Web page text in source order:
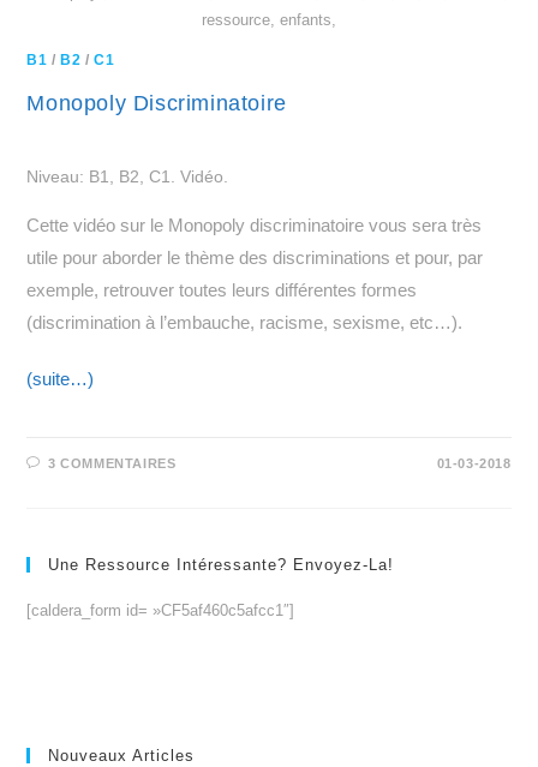
ressource, enfants,
B1 / B2 /C1
Monopoly Discriminatoire
Niveau: B1, B2, C1. Vidéo.
Cette vidéo sur le Monopoly discriminatoire vous sera très
utile pour aborder le thème des discriminations et pour, par
exemple, retrouver toutes leurs différentes formes
(discrimination à l’embauche, racisme, sexisme, etc…).
(suite…)
3 COMMENTAIRES 01-03-2018
Une Ressource Intéressante? Envoyez-La!
[caldera_form id= »CF5af460c5afcc1″]
Nouveaux Articles